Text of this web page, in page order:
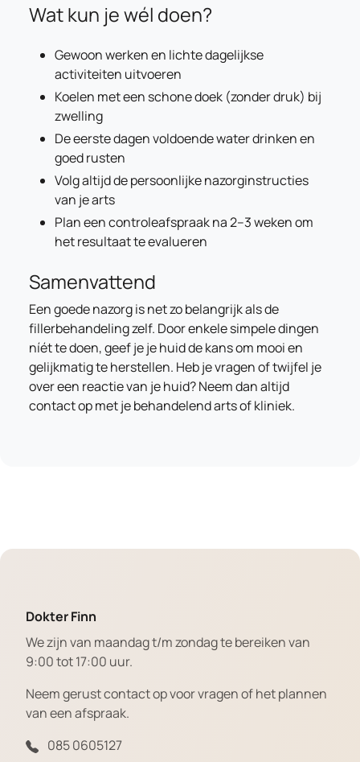
Wat kun je wél doen?
Gewoon werken en lichte dagelijkse
activiteiten uitvoeren
Koelen met een schone doek (zonder druk) bij
zwelling
De eerste dagen voldoende water drinken en
goed rusten
Volg altijd de persoonlijke nazorginstructies
van je arts
Plan een controleafspraak na 2–3 weken om
het resultaat te evalueren
Samenvattend
Een goede nazorg is net zo belangrijk als de
fillerbehandeling zelf. Door enkele simpele dingen
níét te doen, geef je je huid de kans om mooi en
gelijkmatig te herstellen. Heb je vragen of twijfel je
over een reactie van je huid? Neem dan altijd
contact op met je behandelend arts of kliniek.
Dokter Finn
We zijn van maandag t/m zondag te bereiken van
9:00 tot 17:00 uur.
Neem gerust contact op voor vragen of het plannen
van een afspraak.
085 0605127